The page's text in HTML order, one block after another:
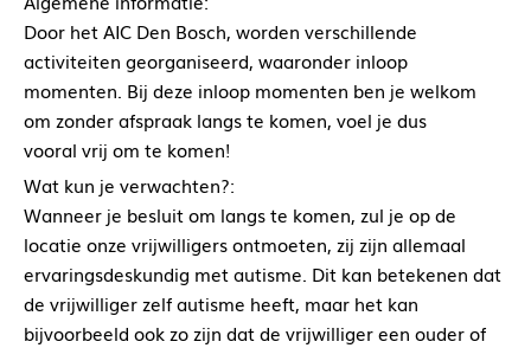
Door het AIC Den Bosch, worden verschillende
activiteiten georganiseerd, waaronder inloop
momenten. Bij deze inloop momenten ben je welkom
om zonder afspraak langs te komen, voel je dus
vooral vrij om te komen!
Wat kun je verwachten?:
Wanneer je besluit om langs te komen, zul je op de
locatie onze vrijwilligers ontmoeten, zij zijn allemaal
ervaringsdeskundig met autisme. Dit kan betekenen dat
de vrijwilliger zelf autisme heeft, maar het kan
bijvoorbeeld ook zo zijn dat de vrijwilliger een ouder of